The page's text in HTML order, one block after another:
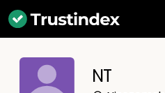
NT